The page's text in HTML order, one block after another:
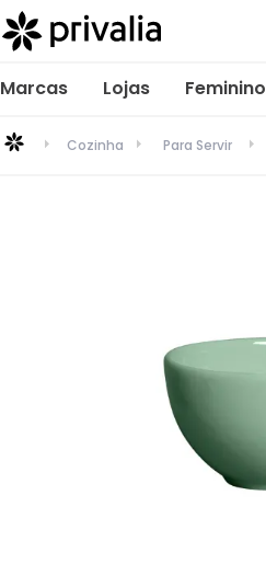
Marcas Lojas Feminino
Cozinha Para Servir